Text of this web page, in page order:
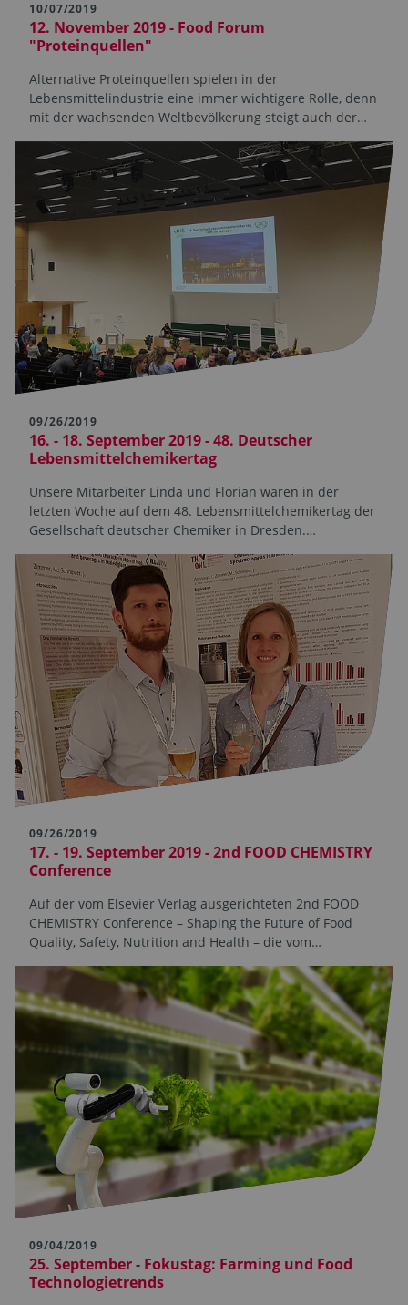
10/07/2019
12. November 2019 - Food Forum
"Proteinquellen"
Alternative Proteinquellen spielen in der
Lebensmittelindustrie eine immer wichtigere Rolle, denn
mit der wachsenden Weltbevölkerung steigt auch der…
09/26/2019
16. - 18. September 2019 - 48. Deutscher
Lebensmittelchemikertag
Unsere Mitarbeiter Linda und Florian waren in der
letzten Woche auf dem 48. Lebensmittelchemikertag der
Gesellschaft deutscher Chemiker in Dresden.…
09/26/2019
17. - 19. September 2019 - 2nd FOOD CHEMISTRY
Conference
Auf der vom Elsevier Verlag ausgerichteten 2nd FOOD
CHEMISTRY Conference – Shaping the Future of Food
Quality, Safety, Nutrition and Health – die vom…
09/04/2019
25. September - Fokustag: Farming und Food
Technologietrends